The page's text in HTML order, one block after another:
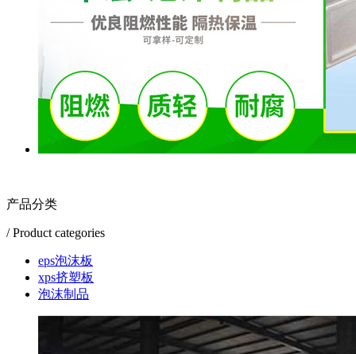
产品分类
/ Product categories
eps泡沫板
xps挤塑板
泡沫制品